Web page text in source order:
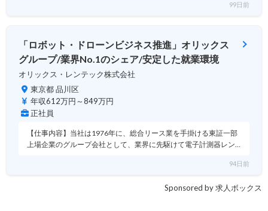
99日前
「ロボット・ドローンビジネス推進」オリックス
グループ/業界No.1のシェア/安定した就業環境
オリックス・レンテック株式会社
東京都 品川区
年収612万円～849万円
正社員
【仕事内容】当社は1976年に、総合リース業を手掛ける東証一部
上場企業のグループ会社として、業界に先駆けて電子計測器レン…
94日前
Sponsored by 求人ボックス